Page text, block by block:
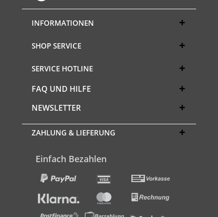
INFORMATIONEN
SHOP SERVICE
SERVICE HOTLINE
FAQ UND HILFE
NEWSLETTER
ZAHLUNG & LIEFERUNG
Einfach Bezahlen